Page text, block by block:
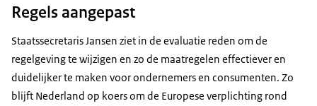
Regels aangepast
Staatssecretaris Jansen ziet in de evaluatie reden om de
regelgeving te wijzigen en zo de maatregelen effectiever en
duidelijker te maken voor ondernemers en consumenten. Zo
blijft Nederland op koers om de Europese verplichting rond